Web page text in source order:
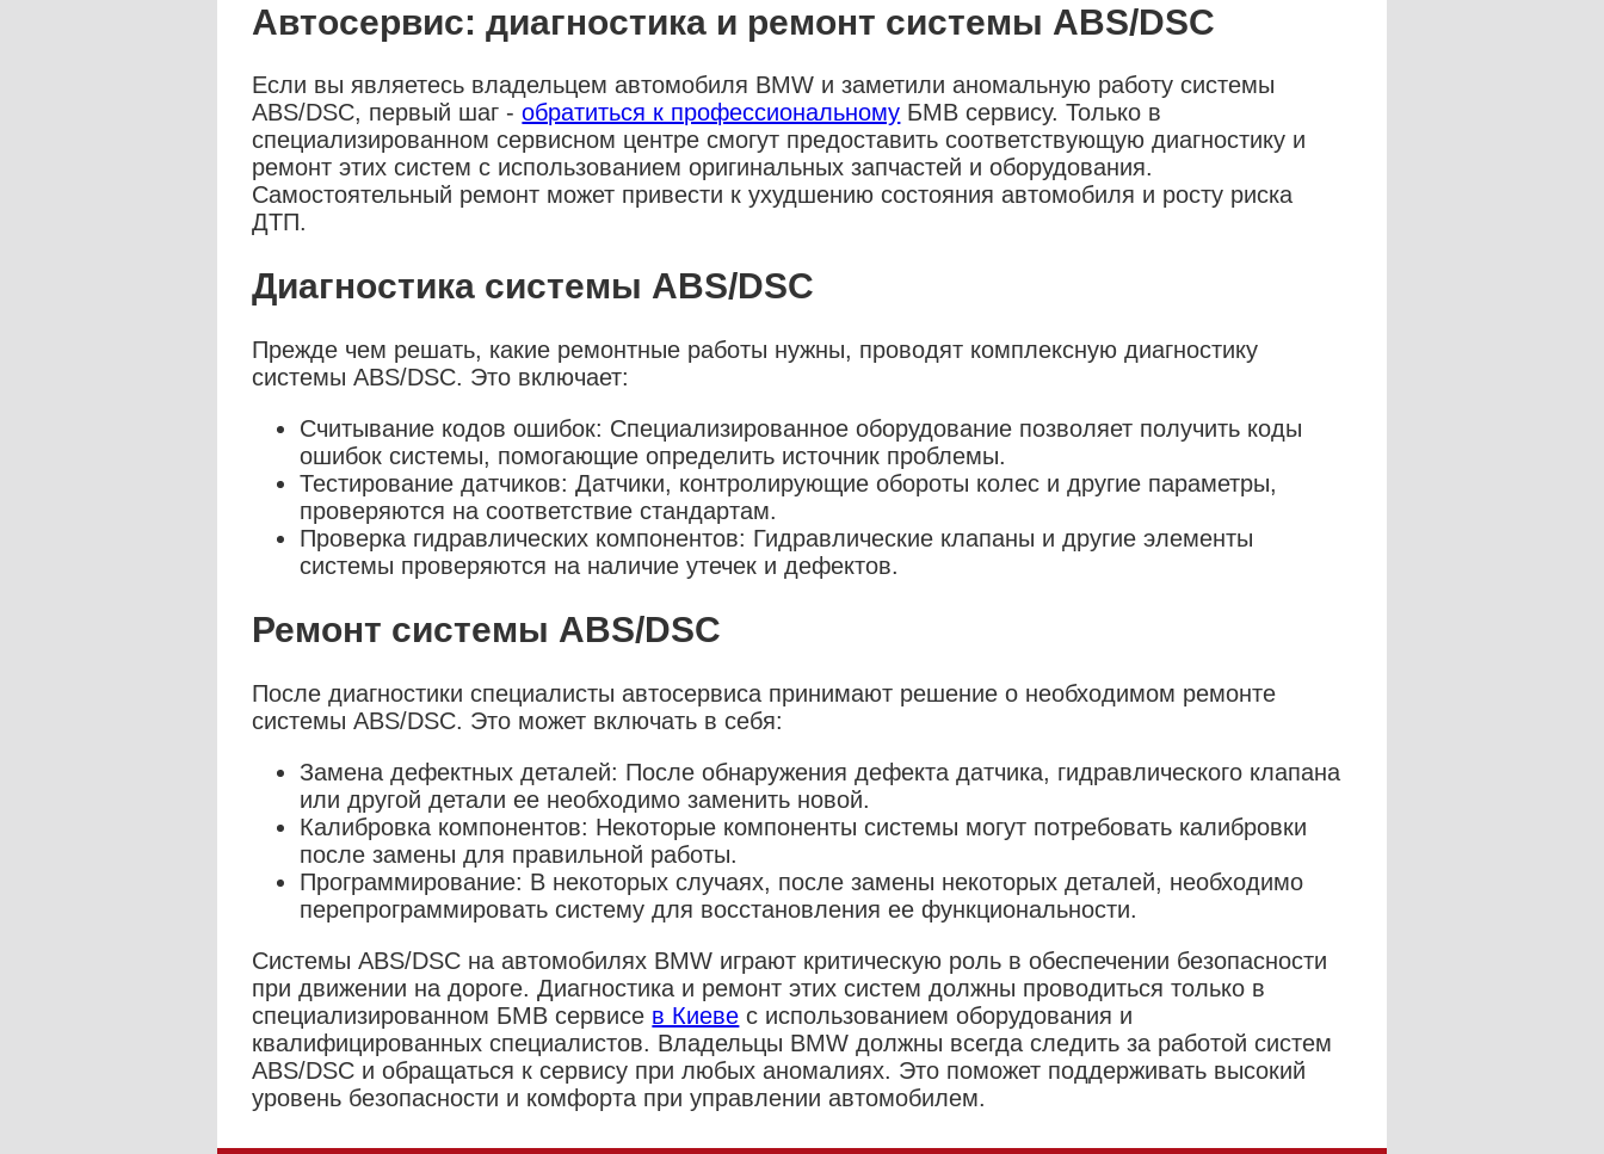
Автосервис: диагностика и ремонт системы ABS/DSC
Если вы являетесь владельцем автомобиля BMW и заметили аномальную работу системы
ABS/DSC, первый шаг -обратиться к профессиональному БМВ сервису. Только в
специализированном сервисном центре смогут предоставить соответствующую диагностику и
ремонт этих систем с использованием оригинальных запчастей и оборудования.
Самостоятельный ремонт может привести к ухудшению состояния автомобиля и росту риска
ДТП.
Диагностика системы ABS/DSC
Прежде чем решать, какие ремонтные работы нужны, проводят комплексную диагностику
системы ABS/DSC. Это включает:
Считывание кодов ошибок: Специализированное оборудование позволяет получить коды
ошибок системы, помогающие определить источник проблемы.
Тестирование датчиков: Датчики, контролирующие обороты колес и другие параметры,
проверяются на соответствие стандартам.
Проверка гидравлических компонентов: Гидравлические клапаны и другие элементы
системы проверяются на наличие утечек и дефектов.
Ремонт системы ABS/DSC
После диагностики специалисты автосервиса принимают решение о необходимом ремонте
системы ABS/DSC. Это может включать в себя:
Замена дефектных деталей: После обнаружения дефекта датчика, гидравлического клапана
или другой детали ее необходимо заменить новой.
Калибровка компонентов: Некоторые компоненты системы могут потребовать калибровки
после замены для правильной работы.
Программирование: В некоторых случаях, после замены некоторых деталей, необходимо
перепрограммировать систему для восстановления ее функциональности.
Системы ABS/DSC на автомобилях BMW играют критическую роль в обеспечении безопасности
при движении на дороге. Диагностика и ремонт этих систем должны проводиться только в
специализированном БМВ сервисе в Киеве с использованием оборудования и
квалифицированных специалистов. Владельцы BMW должны всегда следить за работой систем
ABS/DSC и обращаться к сервису при любых аномалиях. Это поможет поддерживать высокий
уровень безопасности и комфорта при управлении автомобилем.